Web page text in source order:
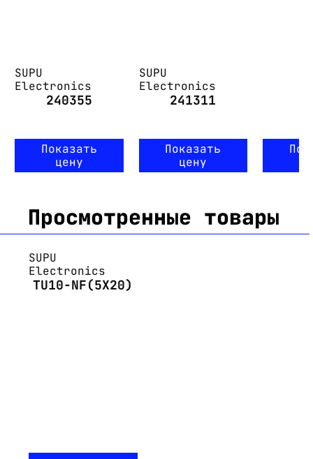
SUPU
Electronics
240355
Показать
цену
SUPU
Electronics
241311
Показать
цену
Просмотренные товары
SUPU
Electronics
TU10-NF(5X20)